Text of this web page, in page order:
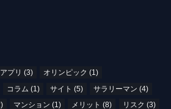
アプリ (3) オリンピック (1)
コラム (1) サイト (5) サラリーマン (4)
マンション (1) メリット (8) リスク (3)